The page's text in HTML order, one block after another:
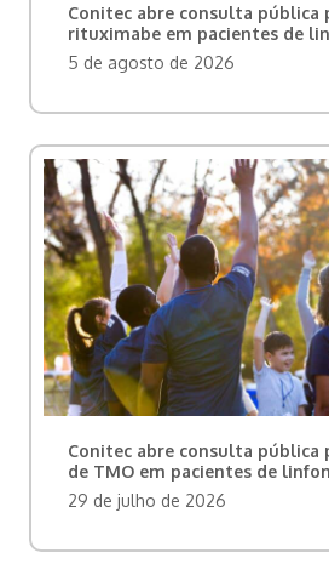
Conitec abre consulta pública
rituximabe em pacientes de
5 de agosto de 2026
Conitec abre consulta pública
de TMO em pacientes de
29 de julho de 2026